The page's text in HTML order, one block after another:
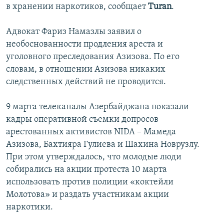
в хранении наркотиков, cообщаетTuran.
Адвокат Фариз Намазлы заявил о
необоснованности продления ареста и
уголовного преследования Азизова. По его
словам, в отношении Азизова никаких
следственных действий не проводится.
9 марта телеканалы Азербайджана показали
кадры оперативной съемки допросов
арестованных активистов NIDA – Мамеда
Азизова, Бахтияра Гулиева и Шахина Новрузлу.
При этом утверждалось, что молодые люди
собирались на акции протеста 10 марта
использовать против полиции «коктейли
Молотова» и раздать участникам акции
наркотики.